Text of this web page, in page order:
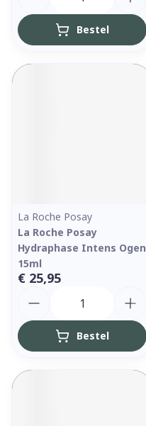
Bestel
La Roche Posay
La Roche Posay
Hydraphase Intens Ogen
15ml
€ 25,95
Bestel